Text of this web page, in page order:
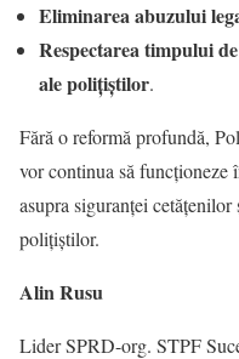
Eliminarea abuzului
Respectarea timpului
ale polițiștilor.
Fără o reformă profundă,
vor continua să funcționeze
asupra siguranței
polițiștilor.
Alin Rusu
Lider SPRD-org. STPF